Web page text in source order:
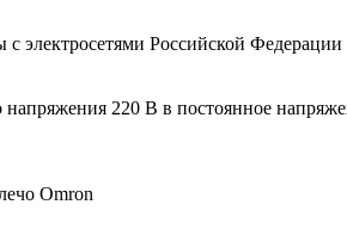
электросетями Российской
напряжения 220 В в постоянное
Omron